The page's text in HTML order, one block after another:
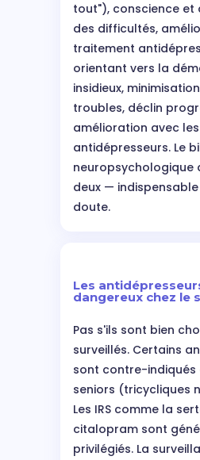
tout"), conscience et
des difficultés,
traitement
orientant vers la
insidieux,
troubles, déclin
amélioration avec les
antidépresseurs. Le
neuropsychologique
deux —
doute.
Les
dangereux chez le
Pas s'ils sont bien
surveillés. Certains
sont contre-indiqués
seniors (tricycliques
Les IRS comme la
citalopram sont
privilégiés. La